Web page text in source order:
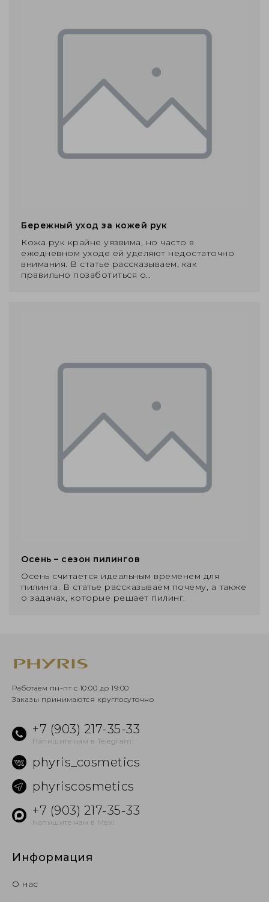
Бережный уход за кожей рук
Кожа рук крайне уязвима, но часто в
ежедневном уходе ей уделяют недостаточно
внимания. В статье рассказываем, как
правильно позаботиться о..
Осень – сезон пилингов
Осень считается идеальным временем для
пилинга. В статье рассказываем почему, а также
о задачах, которые решает пилинг.
Работаем пн-пт с 10:00 до 19:00
Заказы принимаются круглосуточно
+7 (903) 217-35-33
Напишите нам в Telegram!
phyris_cosmetics
phyriscosmetics
+7 (903) 217-35-33
Напишите нам в Max!
Информация
О нас